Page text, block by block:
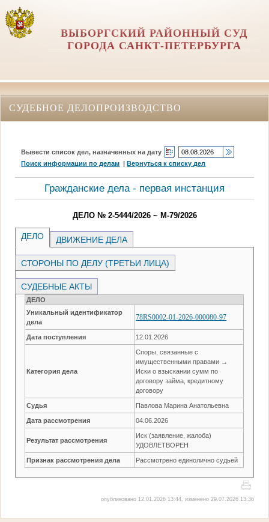
ВЫБОРГСКИЙ РАЙОННЫЙ СУД
ГОРОДА САНКТ-ПЕТЕРБУРГА
СУДЕБНОЕ ДЕЛОПРОИЗВОДСТВО
Вывести список дел, назначенных на дату
Поиск информации по делам |Вернуться к списку дел
Гражданские дела - первая инстанция
ДЕЛО № 2-5444/2026 ~ М-79/2026
ДЕЛО ДВИЖЕНИЕ ДЕЛА
СТОРОНЫ ПО ДЕЛУ (ТРЕТЬИ ЛИЦА)
СУДЕБНЫЕ АКТЫ
ДЕЛО
Уникальный идентификатор
дела
78RS0002-01-2026-000080-97
Дата поступления 12.01.2026
Категория дела
Споры, связанные с
имущественными правами →
Иски о взыскании сумм по
договору займа, кредитному
договору
Судья Павлова Марина Анатольевна
Дата рассмотрения 04.06.2026
Результат рассмотрения
Иск (заявление, жалоба)
УДОВЛЕТВОРЕН
Признак рассмотрения дела Рассмотрено единолично судьей
опубликовано 12.01.2026 13:44, изменено 29.07.2026 13:36